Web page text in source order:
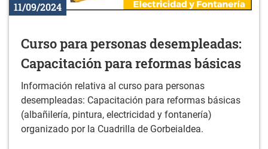
11/09/2024
Curso para personas desempleadas:
Capacitación para reformas básicas
Información relativa al curso para personas
desempleadas: Capacitación para reformas básicas
(albañilería, pintura, electricidad y fontanería)
organizado por la Cuadrilla de Gorbeialdea.